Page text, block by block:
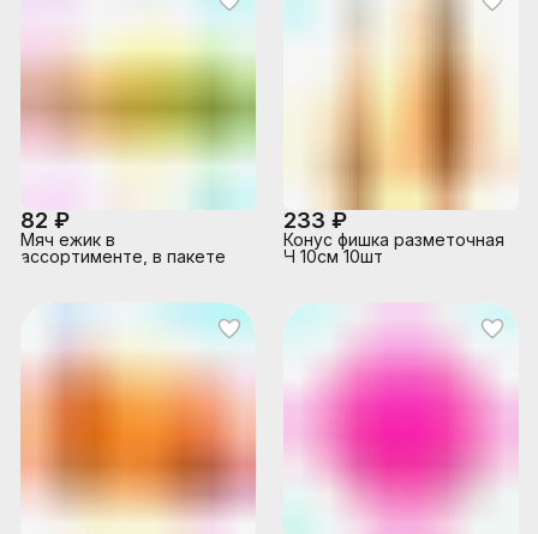
82 ₽
Мяч ежик в
ассортименте, в пакете
233 ₽
Конус фишка разметочная
H 10см 10шт